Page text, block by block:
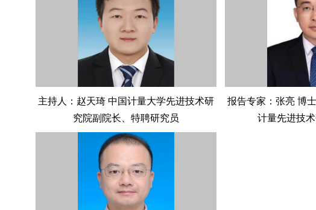
主持人：赵天琦 中国计量大学先进技术研
究院副院长、特聘研究员
报告专家：张亮 博
计量先进技